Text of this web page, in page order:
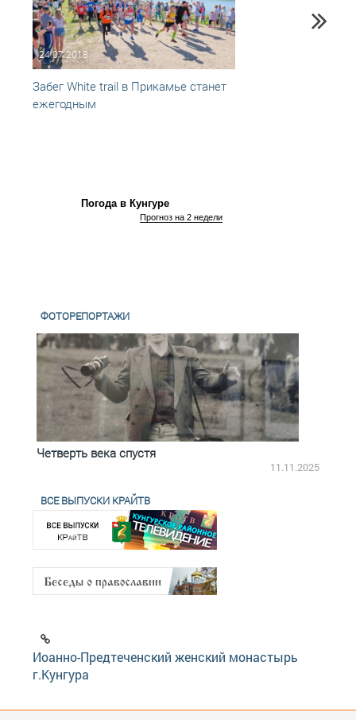
24.07.2018
Забег White trail в Прикамье станет
ежегодным
Погода в Кунгуре
Прогноз на 2 недели
ФОТОРЕПОРТАЖИ
Четверть века спустя
11.11.2025
ВСЕ ВЫПУСКИ КРАЙТВ
Иоанно-Предтеченский женский монастырь
г.Кунгура